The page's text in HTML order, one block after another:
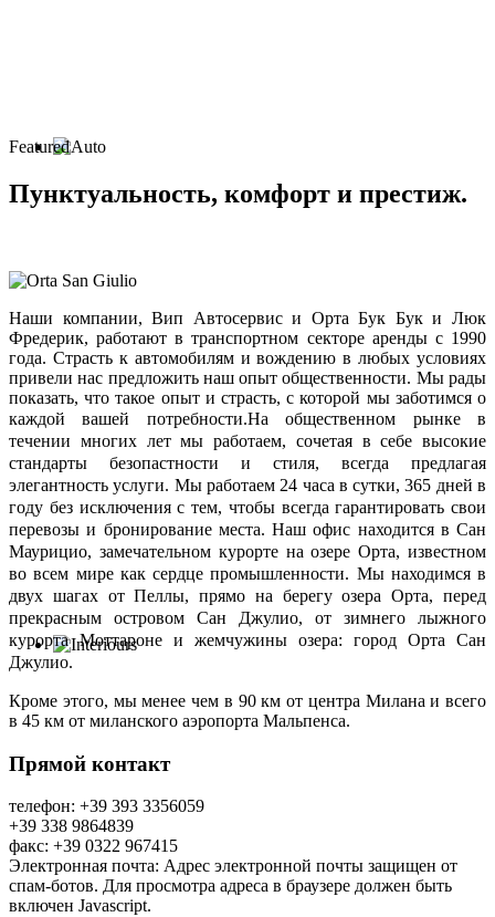
Featured
Пунктуальность, комфорт и престиж.
Наши компании, Вип Автосервис и Орта Бук Бук и Люк
Фредерик, работают в транспортном секторе аренды с 1990
года. Страсть к автомобилям и вождению в любых условиях
привели нас предложить наш опыт общественности. Мы рады
показать, что такое опыт и страсть, с которой мы заботимся о
каждой вашей потребности.На общественном рынке в
течении многих лет мы работаем, сочетая в себе высокие
стандарты безопастности и стиля, всегда предлагая
элегантность услуги. Мы работаем 24 часа в сутки, 365 дней в
году без исключения с тем, чтобы всегда гарантировать свои
перевозы и бронирование места. Наш офис находится в Сан
Маурицио, замечательном курорте на озере Орта, известном
во всем мире как сердце промышленности. Мы находимся в
двух шагах от Пеллы, прямо на берегу озера Орта, перед
прекрасным островом Сан Джулио, от зимнего лыжного
курорта Моттароне и жемчужины озера: город Орта Сан
Джулио.
Кроме этого, мы менее чем в 90 км от центра Милана и всего
в 45 км от миланского аэропорта Мальпенса.
Прямой контакт
телефон: +39 393 3356059
+39 338 9864839
факс: +39 0322 967415
Электронная почта: Адрес электронной почты защищен от
спам-ботов. Для просмотра адреса в браузере должен быть
включен Javascript.